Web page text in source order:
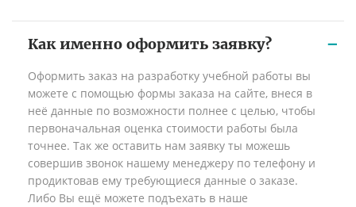
Как именно оформить заявку?
Оформить заказ на разработку учебной работы вы
можете с помощью формы заказа на сайте, внеся в
неё данные по возможности полнее с целью, чтобы
первоначальная оценка стоимости работы была
точнее. Так же оставить нам заявку ты можешь
совершив звонок нашему менеджеру по телефону и
продиктовав ему требующиеся данные о заказе.
Либо Вы ещё можете подъехать в наше